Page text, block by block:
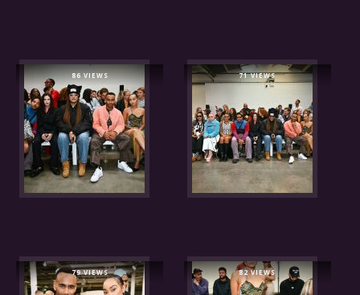
86 VIEWS 71 VIEWS
79 VIEWS 82 VIEWS